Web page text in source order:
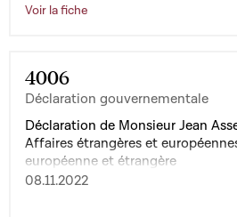
Voir la fiche
4006
Déclaration gouvernementale
Déclaration de Monsieur Jean
Affaires étrangères et
européenne et étrangère
08.11.2022